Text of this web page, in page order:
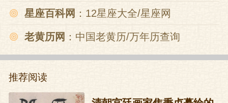
一枝向北一枝东,又有南枝种亦同。
宇内同歌贤母德,真有三代之遗风。
所以《推背图》里的这几句话,把杨士奇三
人忽悠得如此之舒服,实在让人有点疑心这
个《推背图》是不是杨士奇他们哥仨写
星座百科网 ：12星座大全/星座网
老黄历网 ：中国老黄历/万年历查询
推荐阅读